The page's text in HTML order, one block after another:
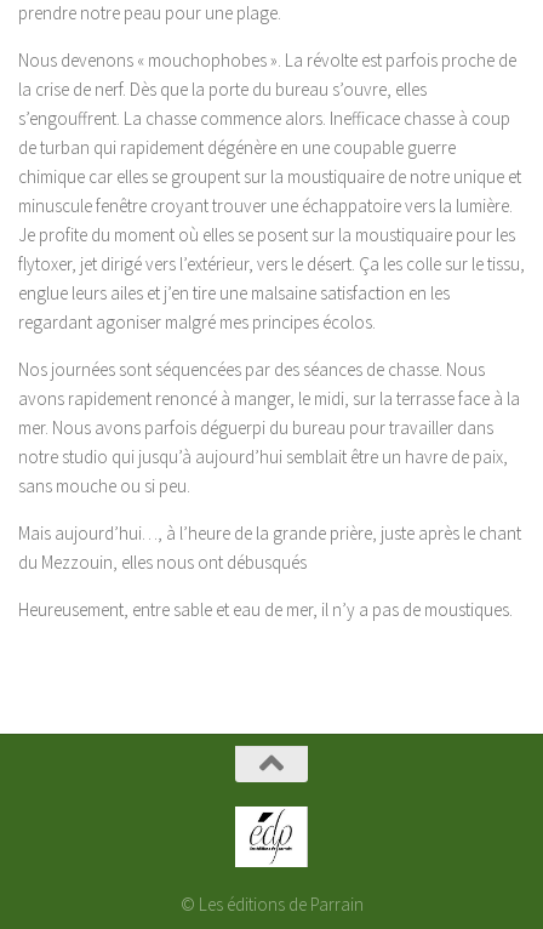
prendre notre peau pour une plage.
Nous devenons « mouchophobes ». La révolte est parfois proche de
la crise de nerf. Dès que la porte du bureau s’ouvre, elles
s’engouffrent. La chasse commence alors. Inefficace chasse à coup
de turban qui rapidement dégénère en une coupable guerre
chimique car elles se groupent sur la moustiquaire de notre unique et
minuscule fenêtre croyant trouver une échappatoire vers la lumière.
Je profite du moment où elles se posent sur la moustiquaire pour les
flytoxer, jet dirigé vers l’extérieur, vers le désert. Ça les colle sur le tissu,
englue leurs ailes et j’en tire une malsaine satisfaction en les
regardant agoniser malgré mes principes écolos.
Nos journées sont séquencées par des séances de chasse. Nous
avons rapidement renoncé à manger, le midi, sur la terrasse face à la
mer. Nous avons parfois déguerpi du bureau pour travailler dans
notre studio qui jusqu’à aujourd’hui semblait être un havre de paix,
sans mouche ou si peu.
Mais aujourd’hui…, à l’heure de la grande prière, juste après le chant
du Mezzouin, elles nous ont débusqués
Heureusement, entre sable et eau de mer, il n’y a pas de moustiques.
© Les éditions de Parrain